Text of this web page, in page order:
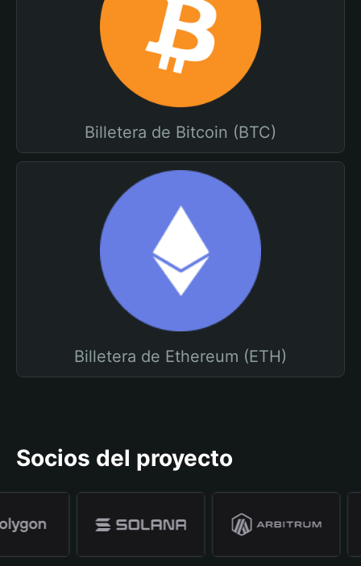
Billetera de Bitcoin (BTC)
Billetera de Ethereum (ETH)
Socios del proyecto